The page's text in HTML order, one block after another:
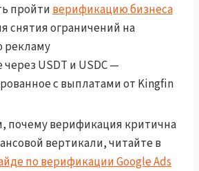
пройти верификацию бизнеса
снятия ограничений на
рекламу
USDT и USDC —
с выплатами от Kingfin
почему верификация критична
вертикали, читайте в
по верификации Google Ads